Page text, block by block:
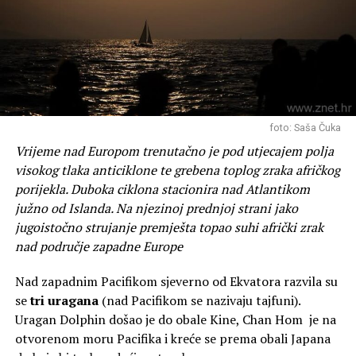
Očekivani Zenitni satni broj (ZHR) iznosi između 80 i 100
meteora na sat. Iako meteori počinju biti vidljivi čim
padne noć, najveća aktivnost ostvaruje se u drugoj
polovici noći, odnosno satima iza ponoći pa sve do pred
zoru. Za optimalno iskustvo preporučujemo odlazak u
prirodu, daleko od gradske rasvjete. Nisu potrebni
teleskopi niti dvogledi; meteori se najbolje promatraju
golim okom uz prilagodbu vida na mrak u trajanju od
barem 20 do 30 minuta.
Apel gradovima i općinama: smanjimo svjetlosno
onečišćenje
Jadranska aero-svemirska asocijacija (A3) ovim putem
upućuje javni poziv svim gradovima i općinama
kolovoza, sukladno sigurnosnim mogućnostima, ugase ili
barem smanje intenzitet javne rasvjete, posebice
dekorativne rasvjete na javnim zgradama i spomenicima.
Osim što će građanima omogućiti neometano i sigurno
foto: Saša Čuka
Vrijeme nad Europom trenutačno je pod utjecajem polja
visokog tlaka anticiklone te grebena toplog zraka afričkog
porijekla. Duboka ciklona stacionira nad Atlantikom
južno od Islanda. Na njezinoj prednjoj strani jako
jugoistočno strujanje premješta topao suhi afrički zrak
nad područje zapadne Europe
Nad zapadnim Pacifikom sjeverno od Ekvatora razvila su
setri uragana(nad Pacifikom se nazivaju tajfuni).
Uragan Dolphin došao je do obale Kine, Chan Hom je na
otvorenom moru Pacifika i kreće se prema obali Japana